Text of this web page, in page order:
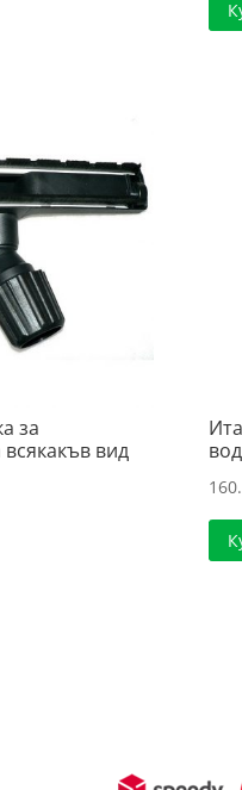
за
вид